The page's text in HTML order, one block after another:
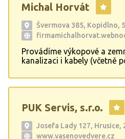
Michal Horvát
Švermova 385, Kopidlno,
Provádíme výkopové a
kanalizaci i kabely (včetně
betonu... Stavíme oplocení,
hrubé stavby, věnce...
provádíme vyklízecí práce,
holubího trusu, včetně
PUK Servis, s.r.o.
Josefa Lady 127, Hrusice,
www.vasenovedvere.cz